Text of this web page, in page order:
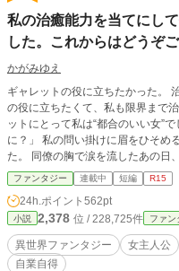
私の治癒能力を当てにし
した。これからはどうぞご
かがみゆえ
ギャレットの役に立ちたかった。
の役に立ちたくて、私も限界まで
ットにとって私は“都合のいい女”でしかなかった。 ​「あ
に？」 私の問い掛けに眉をひそめるだけの彼を見て、私の中で何かが崩れ去っ
た。 ​同僚の胸で涙を流したあの日
うと。 新たな一歩を踏み出した治癒師と治癒師に頼りきって“危険な怪我”を自分
に移し続けた元婚約者の結末とは。
ファンタジー 連載中 短編 R15
24h.ポイント 562pt
小説 2,378 位 / 228,725件 ファン
異世界ファンタジー 女主人公
自業自得